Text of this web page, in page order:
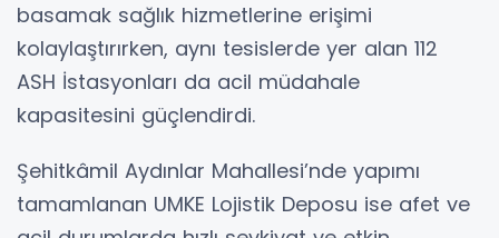
basamak sağlık hizmetlerine erişimi
kolaylaştırırken, aynı tesislerde yer alan 112
ASH İstasyonları da acil müdahale
kapasitesini güçlendirdi.
Şehitkâmil Aydınlar Mahallesi’nde yapımı
tamamlanan UMKE Lojistik Deposu ise afet ve